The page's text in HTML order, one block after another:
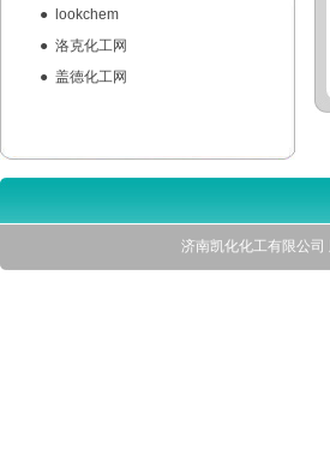
●
lookchem
● 洛克化工网
● 盖德化工网
济南凯化化工有限公司